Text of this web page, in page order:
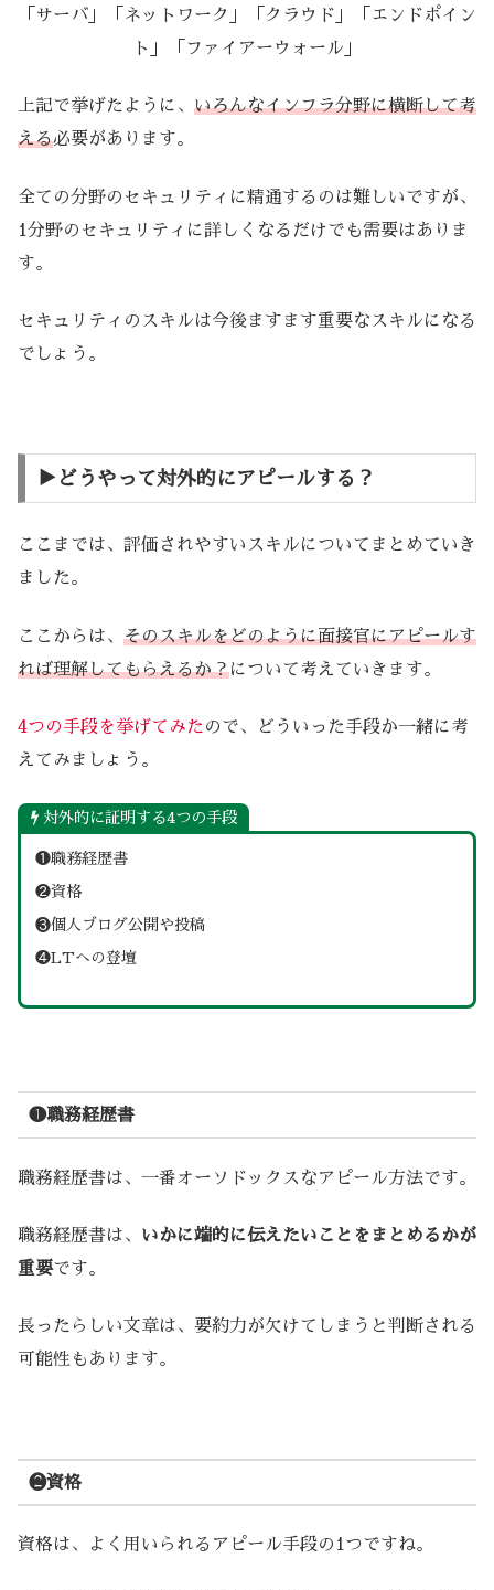
「サーバ」「ネットワーク」「クラウド」「エンドポイン
ト」「ファイアーウォール」
上記で挙げたように、 いろんなインフラ分野に横断して考
える必要があります。
全ての分野のセキュリティに精通するのは難しいですが、
1分野のセキュリティに詳しくなるだけでも需要はありま
す。
セキュリティのスキルは今後ますます重要なスキルになる
でしょう。
▶︎どうやって対外的にアピールする？
ここまでは、評価されやすいスキルについてまとめていき
ました。
ここからは、 そのスキルをどのように面接官にアピールす
れば理解してもらえるか？について考えていきます。
4つの手段を挙げてみた ので、どういった手段か一緒に考
えてみましょう。
対外的に証明する4つの手段
❶職務経歴書
❷資格
❸個人ブログ公開や投稿
❹LTへの登壇
❶職務経歴書
職務経歴書は、一番オーソドックスなアピール方法です。
職務経歴書は、 いかに端的に伝えたいことをまとめるかが
重要です。
長ったらしい文章は、要約力が欠けてしまうと判断される
可能性もあります。
❷資格
資格は、よく用いられるアピール手段の1つですね。